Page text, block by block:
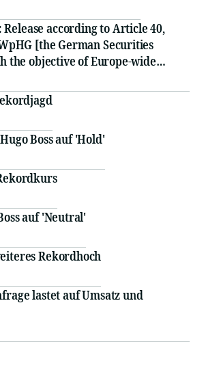
Release according to Article 40,
[the German Securities
the objective of Europe-wide
Boss auf 'Hold'
auf 'Neutral'
Rekordhoch
lastet auf Umsatz und